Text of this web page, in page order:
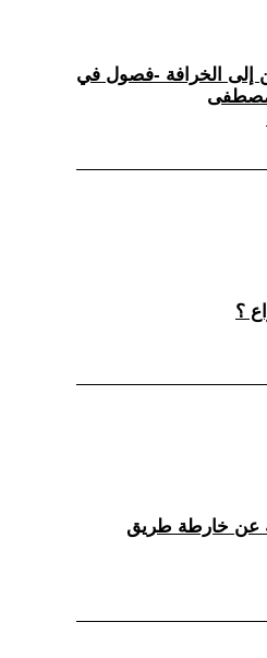
إلى الخرافة -فصول في
مصطفى
عن خارطة طريق